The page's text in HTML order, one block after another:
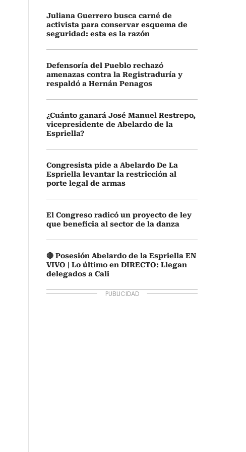
Juliana Guerrero busca carné de
activista para conservar esquema de
seguridad: esta es la razón
Defensoría del Pueblo rechazó
amenazas contra la Registraduría y
respaldó a Hernán Penagos
¿Cuánto ganará José Manuel Restrepo,
vicepresidente de Abelardo de la
Espriella?
Congresista pide a Abelardo De La
Espriella levantar la restricción al
porte legal de armas
El Congreso radicó un proyecto de ley
que beneficia al sector de la danza
🔴 Posesión Abelardo de la Espriella EN
VIVO | Lo último en DIRECTO: Llegan
delegados a Cali